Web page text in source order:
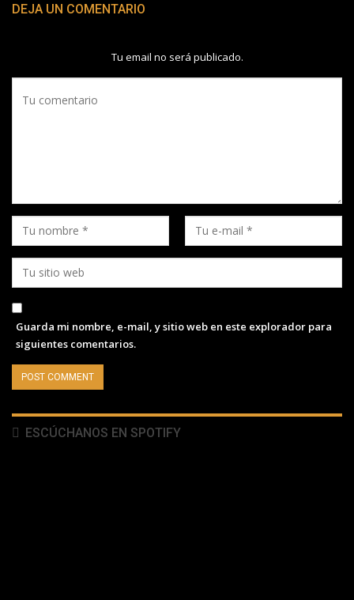
DEJA UN COMENTARIO
Tu email no será publicado.
Guarda mi nombre, e-mail, y sitio web en este explorador para
siguientes comentarios.
ESCÚCHANOS EN SPOTIFY